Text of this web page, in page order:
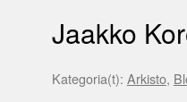
Jaakko
Kategoria(t): Arkisto,